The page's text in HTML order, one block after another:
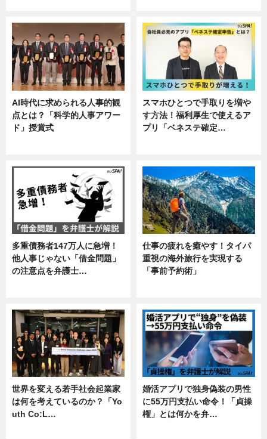
AI時代に求められる人事的観
点とは？「科学的人事アワー
ド」授賞式
スマホひとつで手取りを増や
す方法！福利厚生で使えるア
プリ「ベネステ確定…
多重債務者147万人に急増！
他人事じゃない「借金問題」
の注意点を弁護士…
仕事の疲れを癒やす！タイパ
重視の海外旅行を実現する
「事前予約術」
世界を変える若手社会起業家
は何を考えているのか？「Yo
uth Co:L…
婚活アプリで独身偽装の男性
に55万円支払い命令！「貞操
権」とは何かを弁…